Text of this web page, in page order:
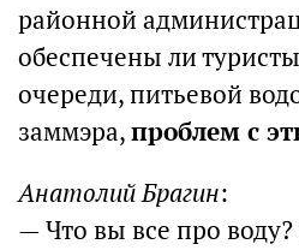
районной
обеспечены ли
очереди, питьевой
заммэра,проблем с
Анатолий Брагин:
— Что вы все про